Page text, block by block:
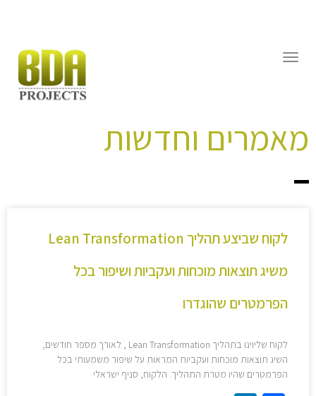
תפריט
מאמרים וחדשות
לקוח שביצע תהליך Lean Transformation
משיג תוצאות מוכחות ועקביות ושיפור בכל
הפרמטרים שהוגדרו
לקוח שליוינו בתהליך Lean Transformation , לאורך מספר חודשים,
השיג תוצאות מוכחות ועקביות המראות על שיפור משמעותי בכל
הפרמטרים שהיו מטרת התהליך. הלקוח, סניף ישראלי